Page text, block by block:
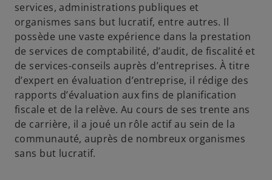
services, administrations publiques et
organismes sans but lucratif, entre autres. Il
possède une vaste expérience dans la prestation
de services de comptabilité, d’audit, de fiscalité et
de services-conseils auprès d’entreprises. À titre
d’expert en évaluation d’entreprise, il rédige des
rapports d’évaluation aux fins de planification
fiscale et de la relève. Au cours de ses trente ans
de carrière, il a joué un rôle actif au sein de la
communauté, auprès de nombreux organismes
sans but lucratif.